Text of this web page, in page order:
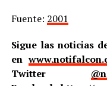
Fuente: 2001
Sigue las noticias
en
Twitter